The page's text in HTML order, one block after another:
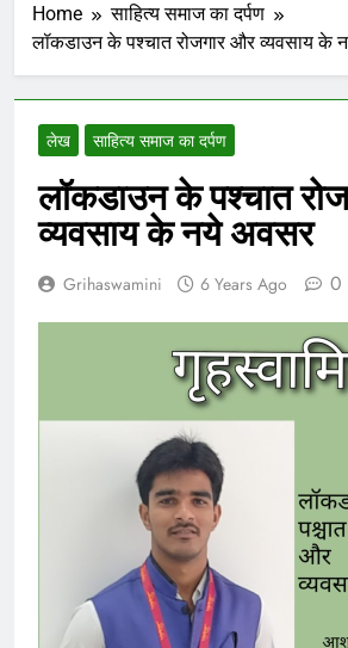
Home
साहित्य समाज का दर्पण
लॉकडाउन के पश्चात रोजगार और व्यवसाय के
लेख साहित्य समाज का दर्पण
लॉकडाउन के पश्चात
व्यवसाय के नये अवसर
Grihaswamini 6 Years Ago 0